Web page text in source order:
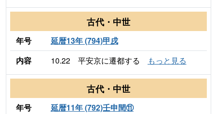
古代・中世
年号
延暦13年 (794)甲戌
内容
10.22 平安京に遷都する もっと見る
古代・中世
年号 延暦11年 (792)壬申閏⑪